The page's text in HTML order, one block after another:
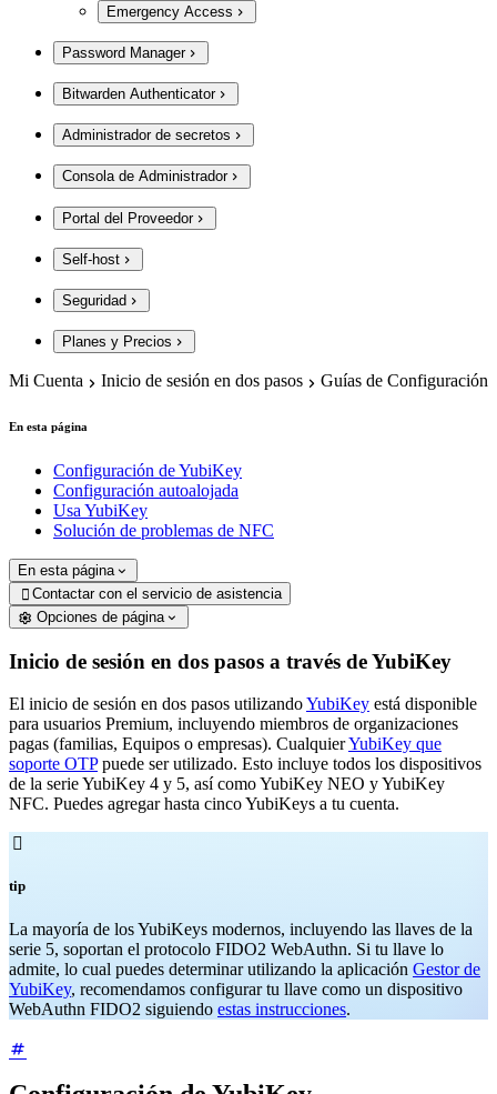
Emergency Access
Password Manager
Bitwarden Authenticator
Administrador de secretos
Consola de Administrador
Portal del Proveedor
Self-host
Seguridad
Planes y Precios
Mi Cuenta Inicio de sesión en dos pasos Guías de Configuración
En esta página
Configuración de YubiKey
Configuración autoalojada
Usa YubiKey
Solución de problemas de NFC
En esta página
 Contactar con el servicio de asistencia
Opciones de página
Inicio de sesión en dos pasos a través de YubiKey
El inicio de sesión en dos pasos utilizandoYubiKey está disponible
para usuarios Premium, incluyendo miembros de organizaciones
pagas (familias, Equipos o empresas). CualquierYubiKey que
soporte OTPpuede ser utilizado. Esto incluye todos los dispositivos
de la serie YubiKey 4 y 5, así como YubiKey NEO y YubiKey
NFC. Puedes agregar hasta cinco YubiKeys a tu cuenta.

tip
La mayoría de los YubiKeys modernos, incluyendo las llaves de la
serie 5, soportan el protocolo FIDO2 WebAuthn. Si tu llave lo
admite, lo cual puedes determinar utilizando la aplicación Gestor de
YubiKey, recomendamos configurar tu llave como un dispositivo
WebAuthn FIDO2 siguiendo estas instrucciones.